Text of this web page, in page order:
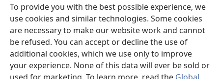
To provide you with the best possible experience, we
use cookies and similar technologies. Some cookies
are necessary to make our website work and cannot
be refused. You can accept or decline the use of
additional cookies, which we use only to improve
your experience. None of this data will ever be sold or
ebe
ọzọ
ga-
anọ
gụọ
ya)
Ọ́bá Akwụkwọ Anyị NKE DỊ N’ỊNTANET™
(ga-
emepere
gị
ebe
ọzọ
ga-
anọ
JW Hub
(ga-
emepere
gị
ebe
ọzọ
Ọ́bá Akwụkwọ Watchtower